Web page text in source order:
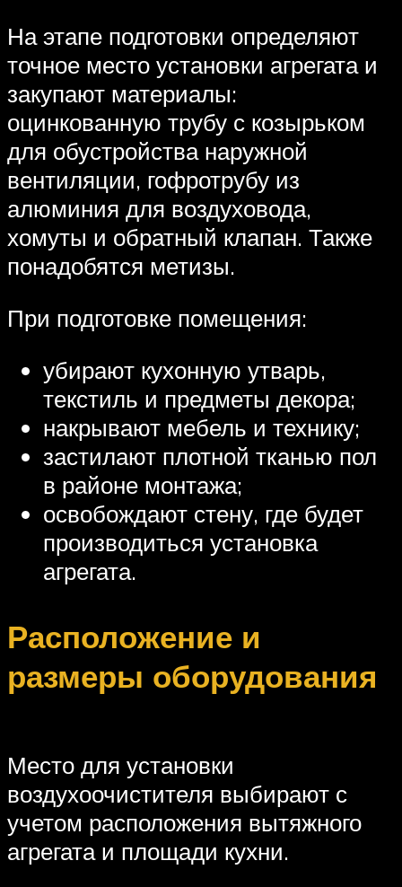
На этапе подготовки определяют
точное место установки агрегата и
закупают материалы:
оцинкованную трубу с козырьком
для обустройства наружной
вентиляции, гофротрубу из
алюминия для воздуховода,
хомуты и обратный клапан. Также
понадобятся метизы.
При подготовке помещения:
убирают кухонную утварь,
текстиль и предметы декора;
накрывают мебель и технику;
застилают плотной тканью пол
в районе монтажа;
освобождают стену, где будет
производиться установка
агрегата.
Расположение и
размеры оборудования
Место для установки
воздухоочистителя выбирают с
учетом расположения вытяжного
агрегата и площади кухни.